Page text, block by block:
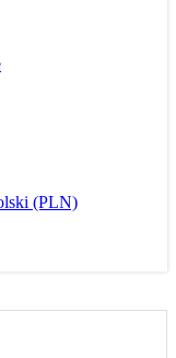
(PLN)